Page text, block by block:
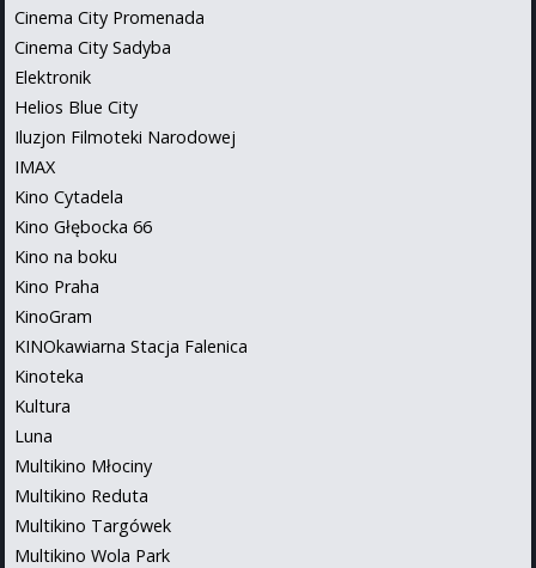
Cinema City Promenada
Cinema City Sadyba
Elektronik
Helios Blue City
Iluzjon Filmoteki Narodowej
IMAX
Kino Cytadela
Kino Głębocka 66
Kino na boku
Kino Praha
KinoGram
KINOkawiarna Stacja Falenica
Kinoteka
Kultura
Luna
Multikino Młociny
Multikino Reduta
Multikino Targówek
Multikino Wola Park